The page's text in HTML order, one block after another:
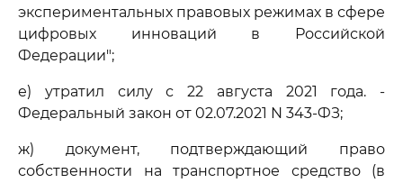
экспериментальных правовых режимах в сфере
цифровых инноваций в Российской
Федерации";
е) утратил силу с 22 августа 2021 года. -
Федеральный закон от 02.07.2021 N 343-ФЗ;
ж) документ, подтверждающий право
собственности на транспортное средство (в